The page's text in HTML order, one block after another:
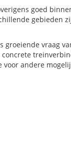
goed
gebieden
groeiende vraag
andere